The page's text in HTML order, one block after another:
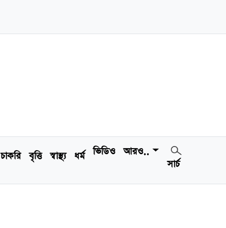
চাকরি বৃত্তি স্বাস্থ্য ধর্ম ভিডিও
আরও..
সার্চ